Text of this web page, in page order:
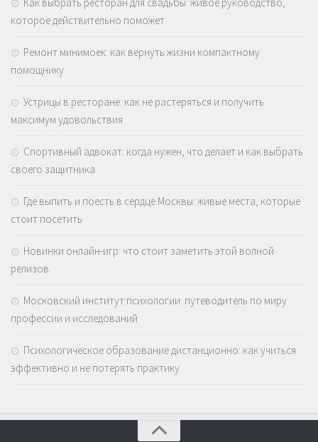
Как выбрать ресторан для свадьбы: живое руководство,
которое действительно поможет
Ремонт минимоек: как вернуть жизни компактному
помощнику
Устрицы в ресторане: как не растеряться и получить
максимум удовольствия
Спортивный адвокат: когда нужен, что делает и как выбрать
своего защитника
Где выпить и поесть в сердце Москвы: живые места, которые
стоит посетить
Новинки онлайн-игр: что стоит заметить этой волной
релизов
Московский институт психологии: путеводитель по миру
профессии и исследований
Психологическое образование дистанционно: как учиться
эффективно и не потерять практику